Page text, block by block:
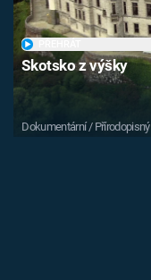
Skotsko z výšky
Dokumentární / Přírodopisný